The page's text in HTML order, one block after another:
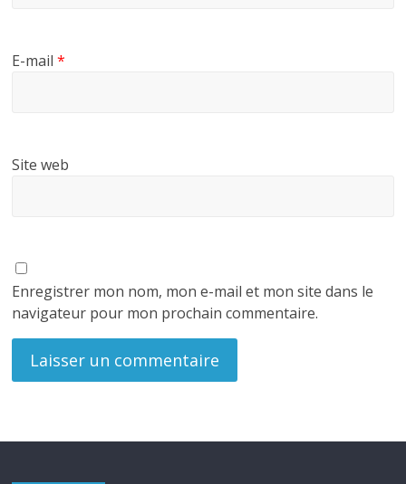
E-mail*
Site web
Enregistrer mon nom, mon e-mail et mon site dans le
navigateur pour mon prochain commentaire.